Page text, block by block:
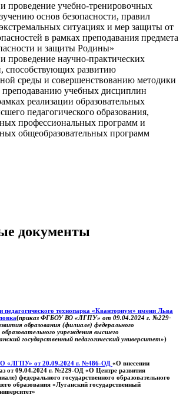
проведение учебно-тренировочных
основ безопасности, правил
ситуациях и мер защиты от
в рамках преподавания предмета
и защиты Родины»
проведение научно-практических
способствующих развитию
среды и совершенствованию методики
преподаванию учебных дисциплин
реализации образовательных
педагогического образования,
профессиональных программ и
общеобразовательных программ
документы
педагогического технопарка «Кванториум» имени Льва
(приказ ФГБОУ ВО «ЛГПУ» от 09.04.2024 г. №229-
образования (филиале) федерального
образовательного учреждения высшего
государственный педагогический университет»)
«ЛГПУ» от 20.09.2024 г. №486-ОД «О внесении
от 09.04.2024 г. №229-ОД «О Центре развития
федерального государственного образовательного
образования «Луганский государственный